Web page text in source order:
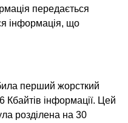
передається
інформація, що
перший жорсткий
Кбайтів інформації. Цей
розділена на 30